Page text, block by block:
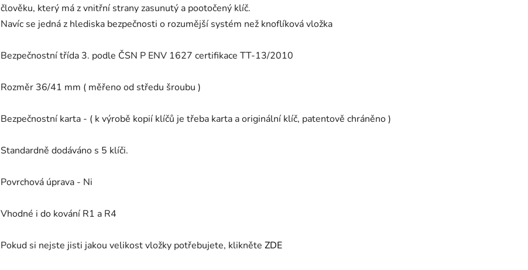
člověku, který má z vnitřní strany zasunutý a pootočený klíč.
Navíc se jedná z hlediska bezpečnosti o rozumější systém než knoflíková vložka
Bezpečnostní třída 3. podle ČSN P ENV 1627 certifikace TT-13/2010
Rozměr 36/41 mm ( měřeno od středu šroubu )
Bezpečnostní karta - ( k výrobě kopií klíčů je třeba karta a originální klíč, patentově chráněno )
Standardně dodáváno s 5 klíči.
Povrchová úprava - Ni
Vhodné i do kování R1 a R4
Pokud si nejste jisti jakou velikost vložky potřebujete, klikněte ZDE